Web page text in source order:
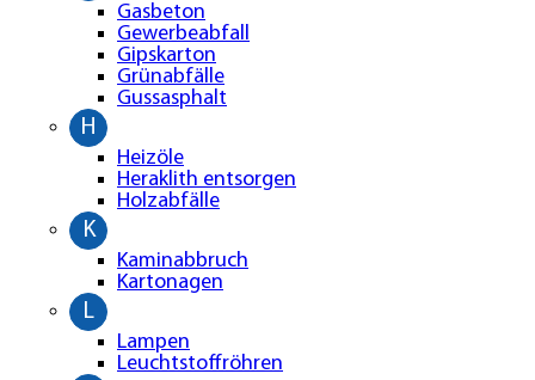
Gasbeton
Gewerbeabfall
Gipskarton
Grünabfälle
Gussasphalt
H
Heizöle
Heraklith entsorgen
Holzabfälle
K
Kaminabbruch
Kartonagen
L
Lampen
Leuchtstoffröhren